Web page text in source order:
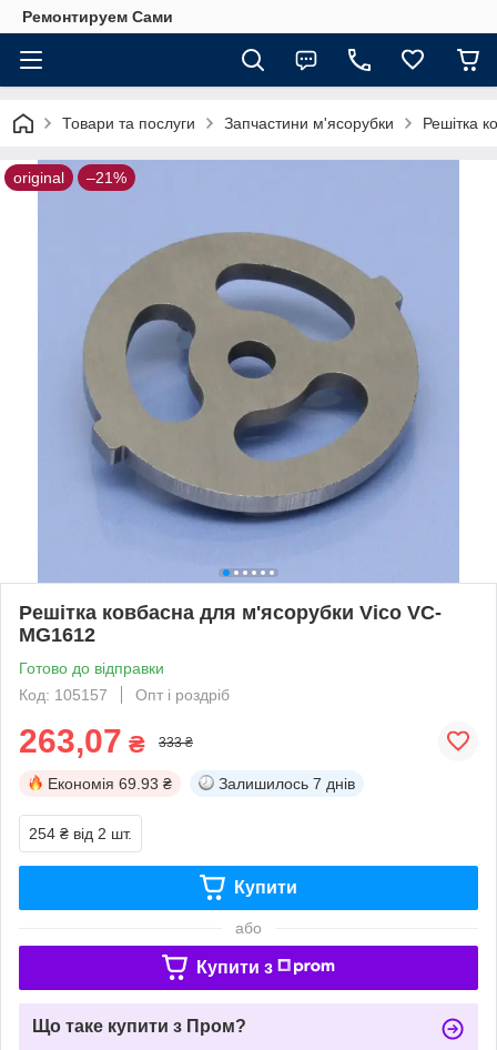
Ремонтируем Сами
Товари та послуги Запчастини м'ясорубки Решітка
original –21%
Решітка ковбасна для м'ясорубки Vico VC-
MG1612
Готово до відправки
Код: 105157
Опт і роздріб
263,07 ₴ 333 ₴
Економія 69.93 ₴ Залишилось 7 днів
254 ₴ від 2 шт.
Купити
або
Купити з
Що таке купити з Пром?